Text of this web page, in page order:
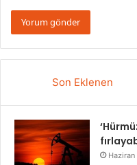
Son Eklenen